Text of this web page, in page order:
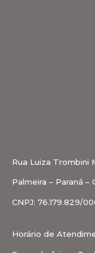
Rua Luiza Trombini
Palmeira – Paraná –
CNPJ: 76.179.829/
Horário de